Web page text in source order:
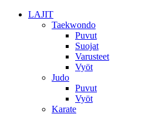
LAJIT
Taekwondo
Puvut
Suojat
Varusteet
Vyöt
Judo
Puvut
Vyöt
Karate